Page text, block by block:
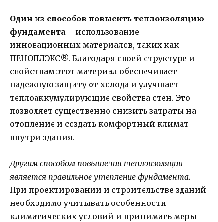
Один из способов повысить теплоизоляцию
фундамента – использование
инновационных материалов, таких как
ПЕНОПЛЭКС®. Благодаря своей структуре и
свойствам этот материал обеспечивает
надежную защиту от холода и улучшает
теплоаккумулирующие свойства стен. Это
позволяет существенно снизить затраты на
отопление и создать комфортный климат
внутри здания.
Другим способом повышения теплоизоляции
является правильное утепление фундамента.
При проектировании и строительстве зданий
необходимо учитывать особенности
климатических условий и принимать меры